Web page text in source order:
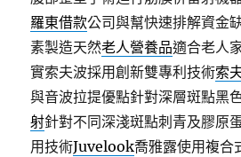
羅東借款公司與幫快速排解資金
素製造天然老人營養品適合老人
實索夫波採用創新雙專利技術索
與音波拉提優點針對深層斑點黑
射針對不同深淺斑點刺青及膠原
用技術Juvelook喬雅露使用複合